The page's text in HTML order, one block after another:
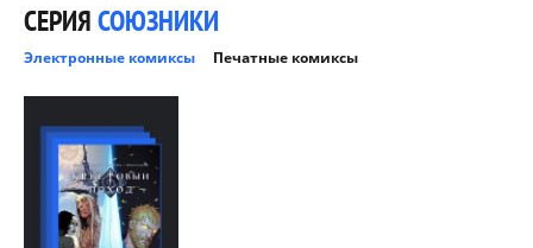
СЕРИЯСОЮЗНИКИ
Электронные комиксы Печатные комиксы